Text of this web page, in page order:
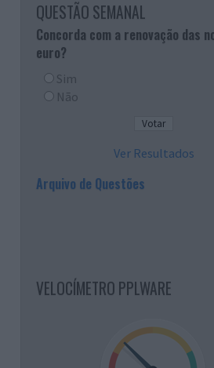
QUESTÃO SEMANAL
Concorda com a renovação das
euro?
Sim
Não
Ver Resultados
Arquivo de Questões
VELOCÍMETRO PPLWARE